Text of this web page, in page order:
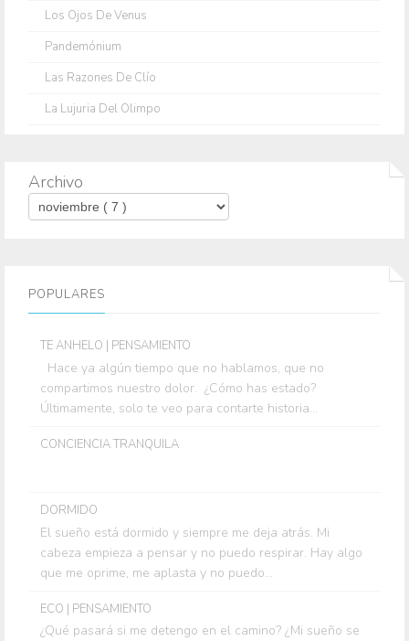
Los Ojos De Venus
Pandemónium
Las Razones De Clío
La Lujuria Del Olimpo
Archivo
POPULARES
TE ANHELO | PENSAMIENTO
Hace ya algún tiempo que no hablamos, que no
compartimos nuestro dolor. ¿Cómo has estado?
Últimamente, solo te veo para contarte historia...
CONCIENCIA TRANQUILA
DORMIDO
El sueño está dormido y siempre me deja atrás. Mi
cabeza empieza a pensar y no puedo respirar. Hay algo
que me oprime, me aplasta y no puedo...
ECO | PENSAMIENTO
¿Qué pasará si me detengo en el camino? ¿Mi sueño se